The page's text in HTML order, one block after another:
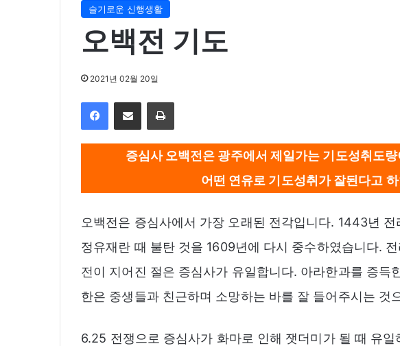
슬기로운 신행생활
오백전 기도
2021년 02월 20일
FacebookShare via Email Print
증심사 오백전은 광주에서 제일가는 기도성취도
어떤 연유로 기도성취가 잘된다고
오백전은 증심사에서 가장 오래된 전각입니다. 1443년
정유재란 때 불탄 것을 1609년에 다시 중수하였습니다.
전이 지어진 절은 증심사가 유일합니다. 아라한과를 증득
한은 중생들과 친근하며 소망하는 바를 잘 들어주시는 것
6.25 전쟁으로 증심사가 화마로 인해 잿더미가 될 때 유